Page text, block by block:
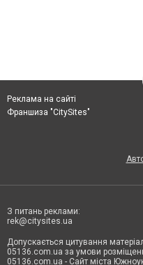
Реклама на сайті
Франшиза "CitySites"
З питань реклами:
rek@citysites.ua
Допускається цитування
05136.com.ua за умови
05136.com.ua - Сайт міста